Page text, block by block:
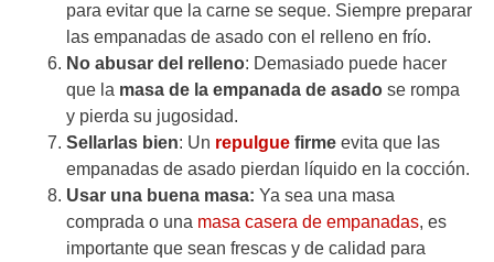
para evitar que la carne se seque. Siempre preparar
las empanadas de asado con el relleno en frío.
No abusar del relleno: Demasiado puede hacer
que la masa de la empanada de asado se rompa
y pierda su jugosidad.
Sellarlas bien: Un repulgue firme evita que las
empanadas de asado pierdan líquido en la cocción.
Usar una buena masa: Ya sea una masa
comprada o una masa casera de empanadas, es
importante que sean frescas y de calidad para